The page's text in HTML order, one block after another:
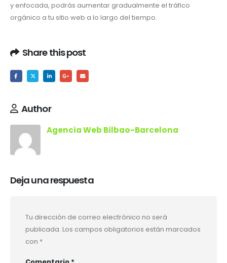
y enfocada, podrás aumentar gradualmente el tráfico
orgánico a tu sitio web a lo largo del tiempo.
Share this post
Author
Agencia Web Bilbao-Barcelona
Deja una respuesta
Tu dirección de correo electrónico no será
publicada. Los campos obligatorios están marcados
con *